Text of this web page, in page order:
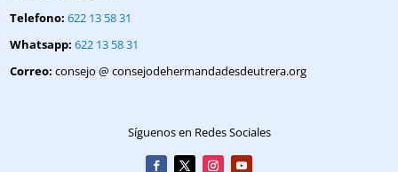
Telefono: 622 13 58 31
Whatsapp: 622 13 58 31
Correo: consejo @ consejodehermandadesdeutrera.org
Síguenos en Redes Sociales